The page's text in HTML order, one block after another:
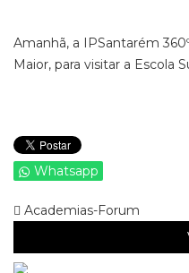
Amanhã, a IPSantarém
Maior, para visitar a Escola
Whatsapp
Academias-Forum